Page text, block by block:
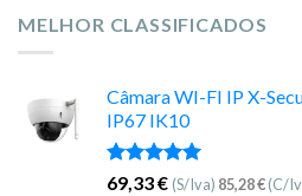
MELHOR CLASSIFICADOS
Câmara WI-FI IP X-
IP67 IK10
Avaliação
69,33€ (S/Iva) 85,28€(C/